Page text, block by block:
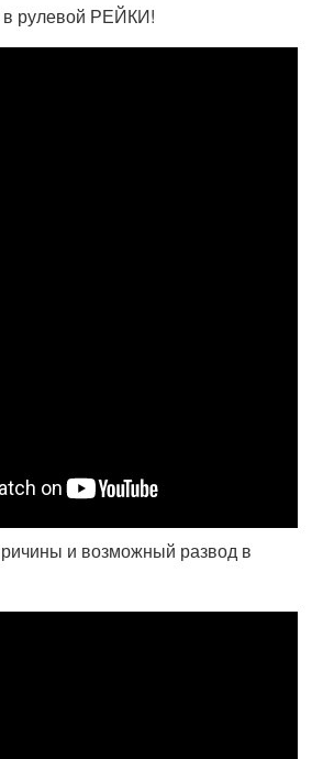
в рулевой РЕЙКИ!
и возможный развод в